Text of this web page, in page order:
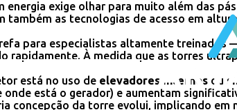
exige olhar para muito além das
também as tecnologias de acesso em
para especialistas altamente treinados
rapidamente. À medida que as torres
está no uso de elevadores internos ou
está o gerador) e aumentam
concepção da torre evolui, implicando